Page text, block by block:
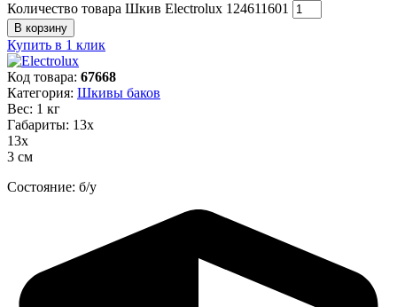
Количество товара Шкив Electrolux 124611601
В корзину
Купить в 1 клик
Код товара: 67668
Категория: Шкивы баков
Вес: 1 кг
Габариты: 13х
13х
3 см
Состояние: б/у